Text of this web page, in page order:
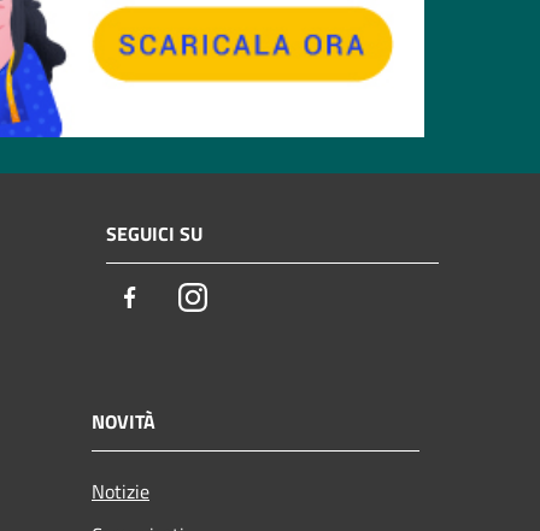
SEGUICI SU
FacebookInstagram
NOVITÀ
Notizie